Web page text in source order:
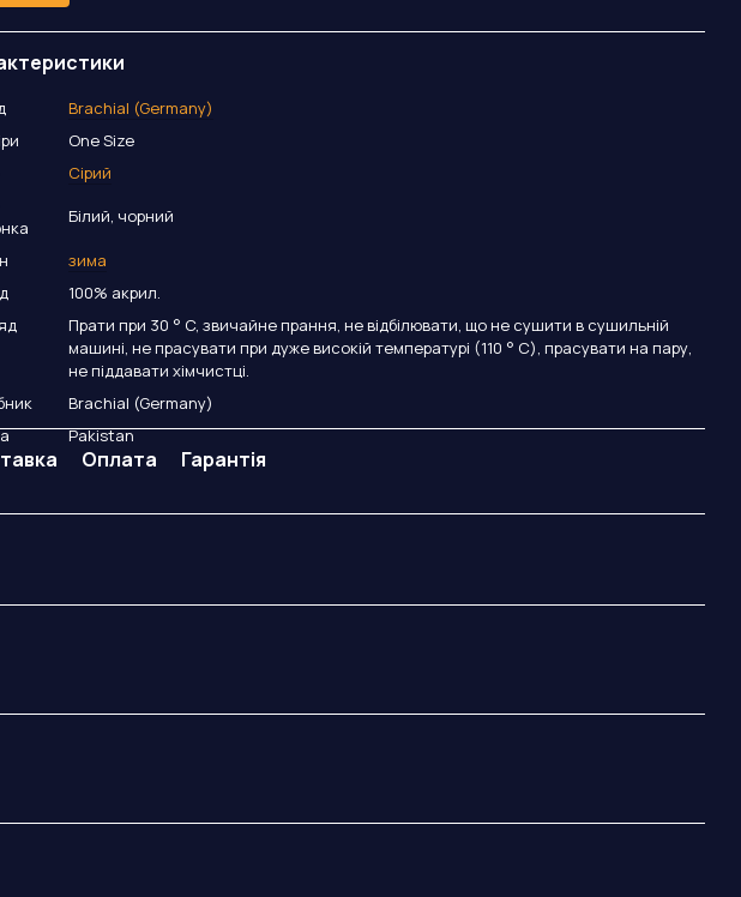
Brachial (Germany)
One Size
Сірий
Білий, чорний
зима
100% акрил.
Прати при 30 ° C, звичайне прання, не відбілювати, що не сушити в сушильній
машині, не прасувати при дуже високій температурі (110 ° C), прасувати на пару,
не піддавати хімчистці.
Brachial (Germany)
Pakistan
Оплата Гарантія